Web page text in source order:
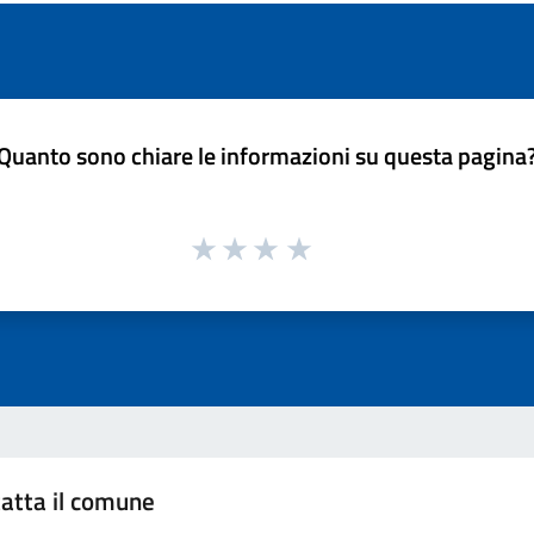
sono chiare le informazioni su questa
il comune